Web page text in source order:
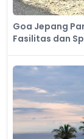
Goa Jepang
Fasilitas dan